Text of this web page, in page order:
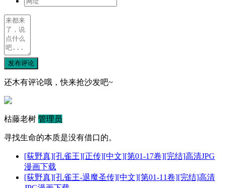
发布评论
还木有评论哦，快来抢沙发吧~
枯藤老树 管理员
寻找生命的本质是没有借口的。
[荻野真][孔雀王][正传][中文][第01-17卷][完结]高清JPG
漫画下载
[荻野真][孔雀王-退魔圣传][中文][第01-11卷][完结]高清